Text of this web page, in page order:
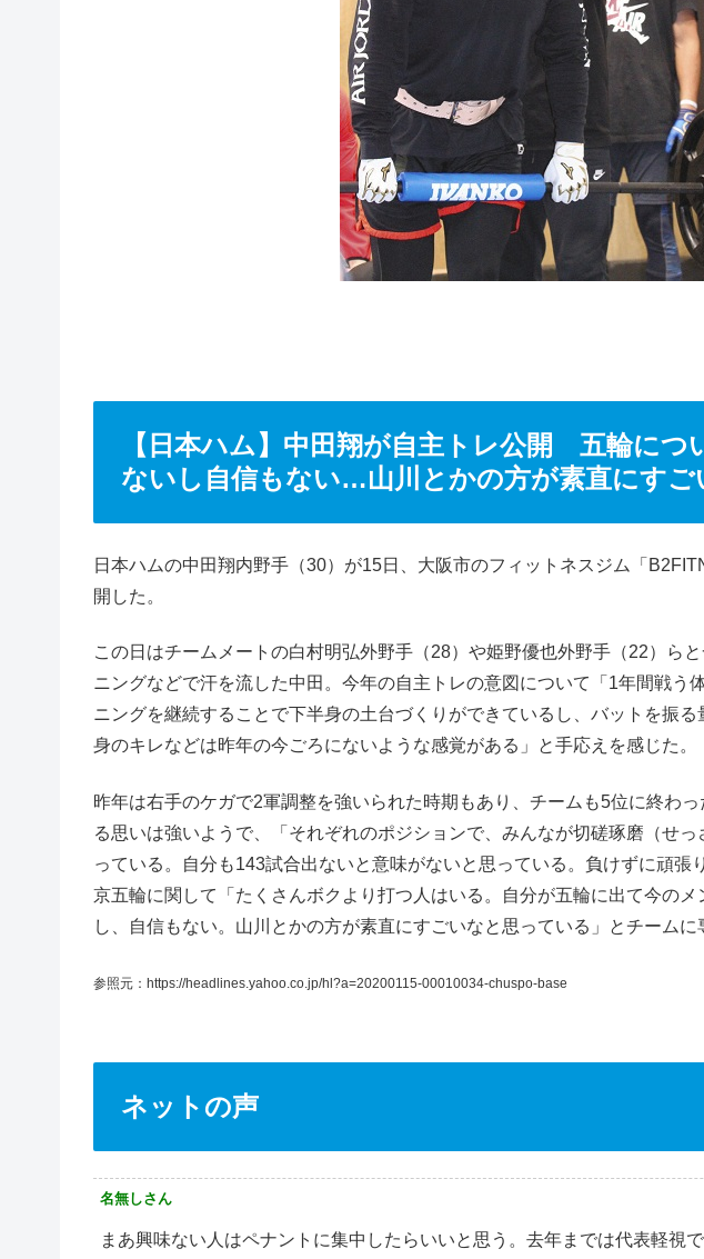
【日本ハム】中田翔が自主トレ公開 五輪につ
ないし自信もない…山川とかの方が素直にすご
日本ハムの中田翔内野手（30）が15日、大阪市のフィットネスジム「
開した。
この日はチームメートの白村明弘外野手（28）や姫野優也外野手（22）ら
ニングなどで汗を流した中田。今年の自主トレの意図について「1年間戦う
ニングを継続することで下半身の土台づくりができているし、バットを振
身のキレなどは昨年の今ごろにないような感覚がある」と手応えを感じた。
昨年は右手のケガで2軍調整を強いられた時期もあり、チームも5位に終わ
る思いは強いようで、「それぞれのポジションで、みんなが切磋琢磨（せ
っている。自分も143試合出ないと意味がないと思っている。負けずに頑張
京五輪に関して「たくさんボクより打つ人はいる。自分が五輪に出て今の
し、自信もない。山川とかの方が素直にすごいなと思っている」とチームに
参照元：https://headlines.yahoo.co.jp/hl?a=20200115-00010034-chuspo-base
ネットの声
名無しさん
まあ興味ない人はペナントに集中したらいいと思う。去年までは代表軽視